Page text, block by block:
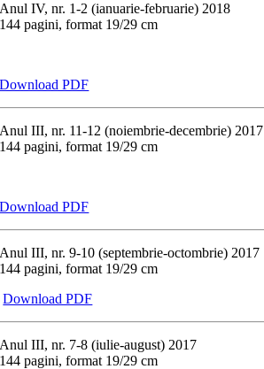
Anul IV, nr. 1-2 (ianuarie-februarie) 2018
144 pagini, format 19/29 cm
Download PDF
Anul III, nr. 11-12 (noiembrie-decembrie) 2017
144 pagini, format 19/29 cm
Download PDF
Anul III, nr. 9-10 (septembrie-octombrie) 2017
144 pagini, format 19/29 cm
Download PDF
Anul III, nr. 7-8 (iulie-august) 2017
144 pagini, format 19/29 cm